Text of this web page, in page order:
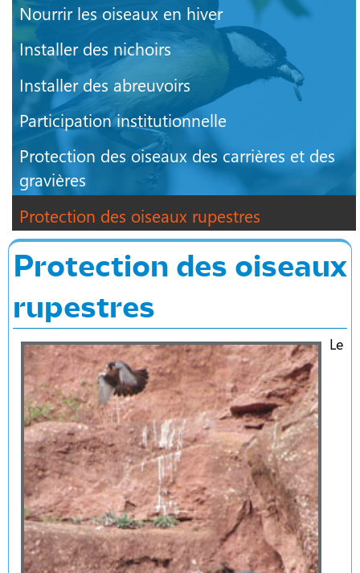
Nourrir les oiseaux en hiver
Installer des nichoirs
Installer des abreuvoirs
Participation institutionnelle
Protection des oiseaux des carrières et des
gravières
Protection des oiseaux rupestres
Protection des oiseaux
rupestres
Le